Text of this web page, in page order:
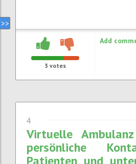
3 votes
Add
4
Virtuelle
persönliche
Patienten und